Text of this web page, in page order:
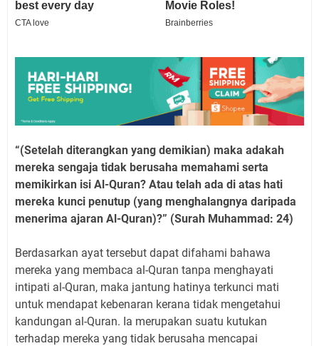
“(Setelah diterangkan yang demikian) maka adakah
mereka sengaja tidak berusaha memahami serta
memikirkan isi Al-Quran? Atau telah ada di atas hati
mereka kunci penutup (yang menghalangnya daripada
menerima ajaran Al-Quran)?” (Surah Muhammad: 24)
Berdasarkan ayat tersebut dapat difahami bahawa
mereka yang membaca al-Quran tanpa menghayati
intipati al-Quran, maka jantung hatinya terkunci mati
untuk mendapat kebenaran kerana tidak mengetahui
kandungan al-Quran. Ia merupakan suatu kutukan
terhadap mereka yang tidak berusaha mencapai